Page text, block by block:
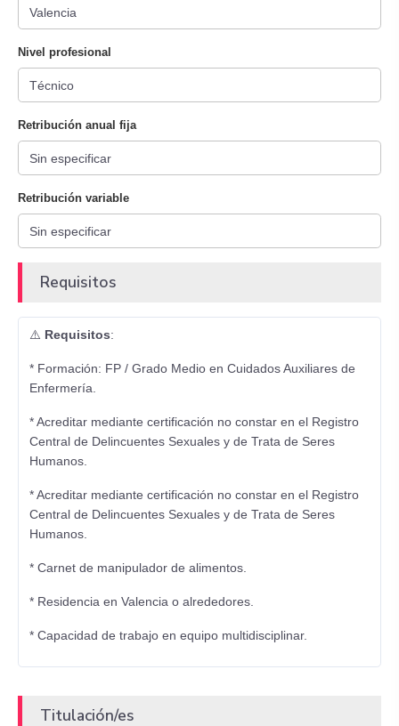
Nivel profesional
Retribución anual fija
Retribución variable
Requisitos
⚠️ Requisitos:
* Formación: FP / Grado Medio en Cuidados Auxiliares de
Enfermería.
* Acreditar mediante certificación no constar en el Registro
Central de Delincuentes Sexuales y de Trata de Seres
Humanos.
* Acreditar mediante certificación no constar en el Registro
Central de Delincuentes Sexuales y de Trata de Seres
Humanos.
* Carnet de manipulador de alimentos.
* Residencia en Valencia o alrededores.
* Capacidad de trabajo en equipo multidisciplinar.
Titulación/es